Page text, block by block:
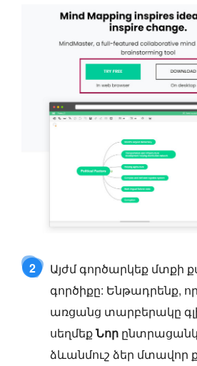
2
Այժմ գործարկեք մտքի
գործիքը: Ենթադրենք,
առցանց տարբերակը
սեղմեքՆոր
ձևանմուշ ձեր մտավոր